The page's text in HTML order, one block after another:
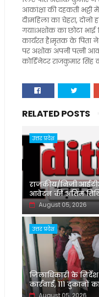
आकांक्षा की दहकती भट्टी
दी।महिला का चेहरा,
गया।अशोक का छोटा भाई
कार्यरत है।मृतक के पिता
पर अशोक अपनी पत्नी
कोर्डिनेटर राजकुमार सिंह
RELATED POSTS
उत्तर प्रदेश
राजकीय/निजी
आवेदन की अंतिम
August 05, 2026
उत्तर प्रदेश
जिलाधिकारी के निर्देश
कार्रवाई, 111
August 05, 2026